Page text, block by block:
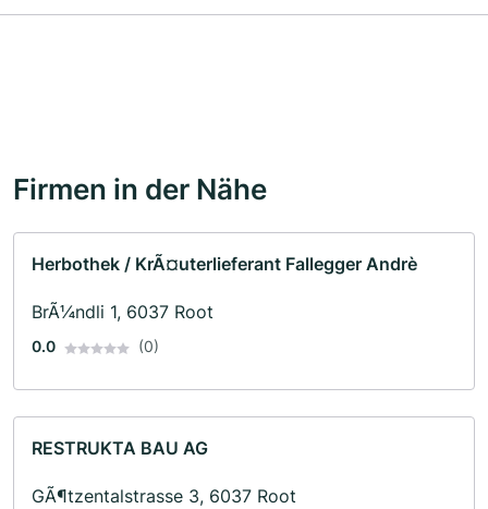
Firmen in der Nähe
Herbothek / KrÃ¤uterlieferant Fallegger Andrè
BrÃ¼ndli 1, 6037 Root
0.0 (0)
RESTRUKTA BAU AG
GÃ¶tzentalstrasse 3, 6037 Root